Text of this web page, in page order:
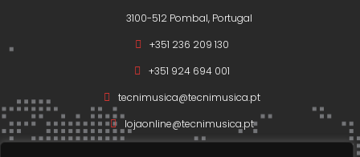
3100-512 Pombal, Portugal
+351 236 209 130
+351 924 694 001
tecnimusica@tecnimusica.pt
lojaonline@tecnimusica.pt